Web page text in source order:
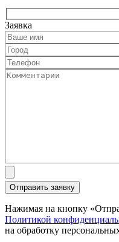
Заявка
Нажимая на кнопку
Политикой
на обработку